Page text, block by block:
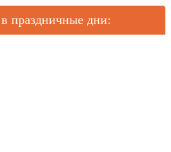
праздничные дни: